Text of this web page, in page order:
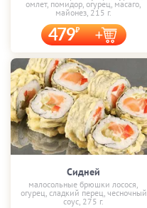
омлет, помидор, огурец, масаго,
майонез, 215 г.
479
Сидней
малосольные брюшки лосося,
огурец, сладкий перец, чесночный
соус, 275 г.